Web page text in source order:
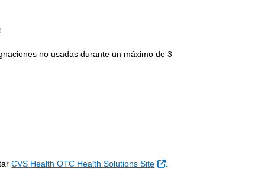
no usadas durante un máximo de 3
CVS Health OTC Health Solutions Site Sitio Externo
.